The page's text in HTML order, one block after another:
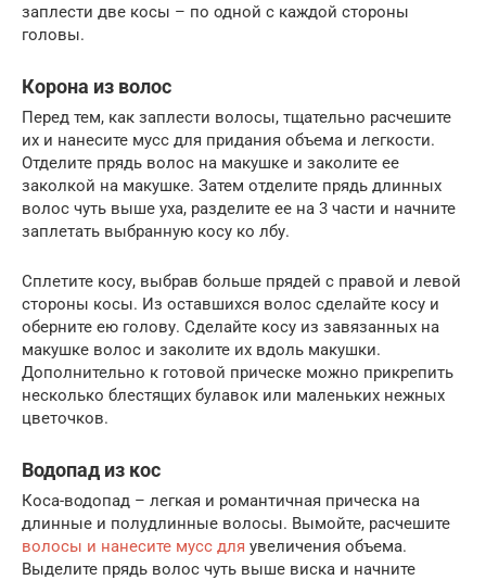
заплести две косы – по одной с каждой стороны
головы.
Корона из волос
Перед тем, как заплести волосы, тщательно расчешите
их и нанесите мусс для придания объема и легкости.
Отделите прядь волос на макушке и заколите ее
заколкой на макушке. Затем отделите прядь длинных
волос чуть выше уха, разделите ее на 3 части и начните
заплетать выбранную косу ко лбу.
Сплетите косу, выбрав больше прядей с правой и левой
стороны косы. Из оставшихся волос сделайте косу и
оберните ею голову. Сделайте косу из завязанных на
макушке волос и заколите их вдоль макушки.
Дополнительно к готовой прическе можно прикрепить
несколько блестящих булавок или маленьких нежных
цветочков.
Водопад из кос
Коса-водопад – легкая и романтичная прическа на
длинные и полудлинные волосы. Вымойте, расчешите
волосы и нанесите мусс для увеличения объема.
Выделите прядь волос чуть выше виска и начните